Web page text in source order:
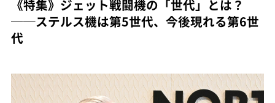
《特集》ジェット戦闘機の「世代」とは？
──ステルス機は第5世代、今後現れる第6世
代